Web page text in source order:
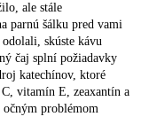
ale stále
parnú šálku pred vami
skúste kávu
čaj splní požiadavky
katechínov, ktoré
vitamín E, zeaxantín a
problémom